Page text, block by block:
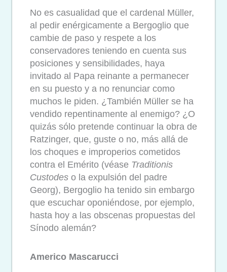
No es casualidad que el cardenal Müller,
al pedir enérgicamente a Bergoglio que
cambie de paso y respete a los
conservadores teniendo en cuenta sus
posiciones y sensibilidades, haya
invitado al Papa reinante a permanecer
en su puesto y a no renunciar como
muchos le piden. ¿También Müller se ha
vendido repentinamente al enemigo? ¿O
quizás sólo pretende continuar la obra de
Ratzinger, que, guste o no, más allá de
los choques e improperios cometidos
contra el Emérito (véase Traditionis
Custodes o la expulsión del padre
Georg), Bergoglio ha tenido sin embargo
que escuchar oponiéndose, por ejemplo,
hasta hoy a las obscenas propuestas del
Sínodo alemán?
Americo Mascarucci